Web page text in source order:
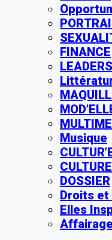
FINANCE
Musique
CULTURE
DOSSIER
Droits et
Elles
Affairage